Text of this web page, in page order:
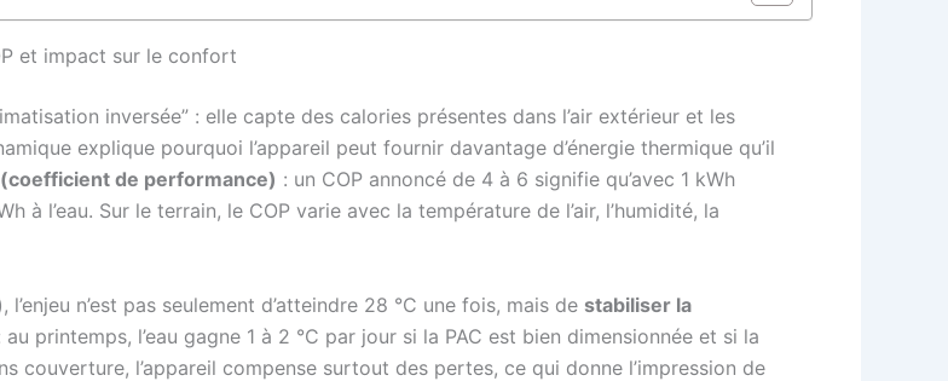
et impact sur le confort
inversée” : elle capte des calories présentes dans l’air extérieur et les
explique pourquoi l’appareil peut fournir davantage d’énergie thermique qu’il
(coefficient de performance) : un COP annoncé de 4 à 6 signifie qu’avec 1 kWh
l’eau. Sur le terrain, le COP varie avec la température de l’air, l’humidité, la
n’est pas seulement d’atteindre 28 °C une fois, mais de stabiliser la
printemps, l’eau gagne 1 à 2 °C par jour si la PAC est bien dimensionnée et si la
couverture, l’appareil compense surtout des pertes, ce qui donne l’impression de